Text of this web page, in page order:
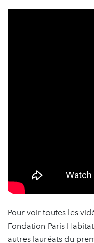
Pour voir toutes les
Fondation Paris
autres lauréats du